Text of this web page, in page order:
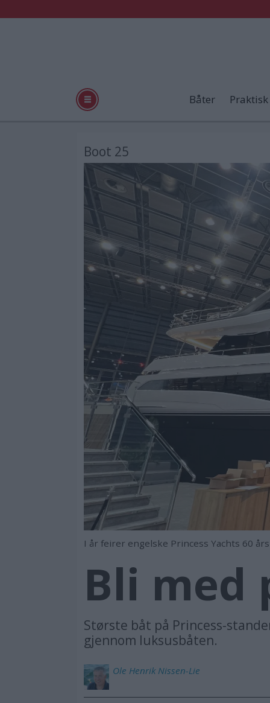
Båter Praktisk
Boot 25
I år feirer engelske Princess Yachts 60
Bli med
Største båt på Princess-
gjennom luksusbåten.
Ole Henrik Nissen-Lie